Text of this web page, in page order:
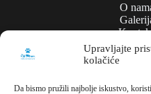
Upravljajte
kolačiće
Da bismo pružili najbolje iskustvo,
O
Politika